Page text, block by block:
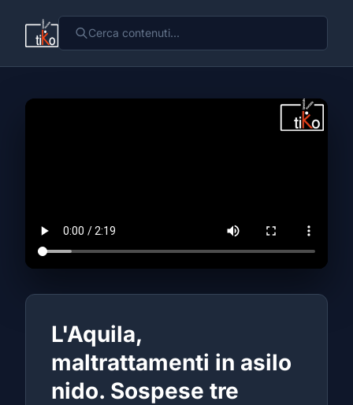
L'Aquila,
maltrattamenti in asilo
nido. Sospese tre